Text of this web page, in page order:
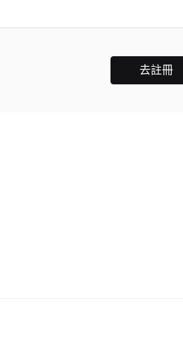
去註冊